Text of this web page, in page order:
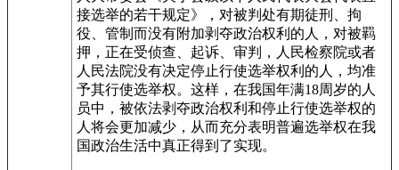
接选举的若干规定》，对被判处有期徒刑、拘
役、管制而没有附加剥夺政治权利的人，对被羁
押，正在受侦查、起诉、审判，人民检察院或者
人民法院没有决定停止行使选举权利的人，均准
予其行使选举权。这样，在我国年满18周岁的人
员中，被依法剥夺政治权利和停止行使选举权的
人将会更加减少，从而充分表明普遍选举权在我
国政治生活中真正得到了实现。